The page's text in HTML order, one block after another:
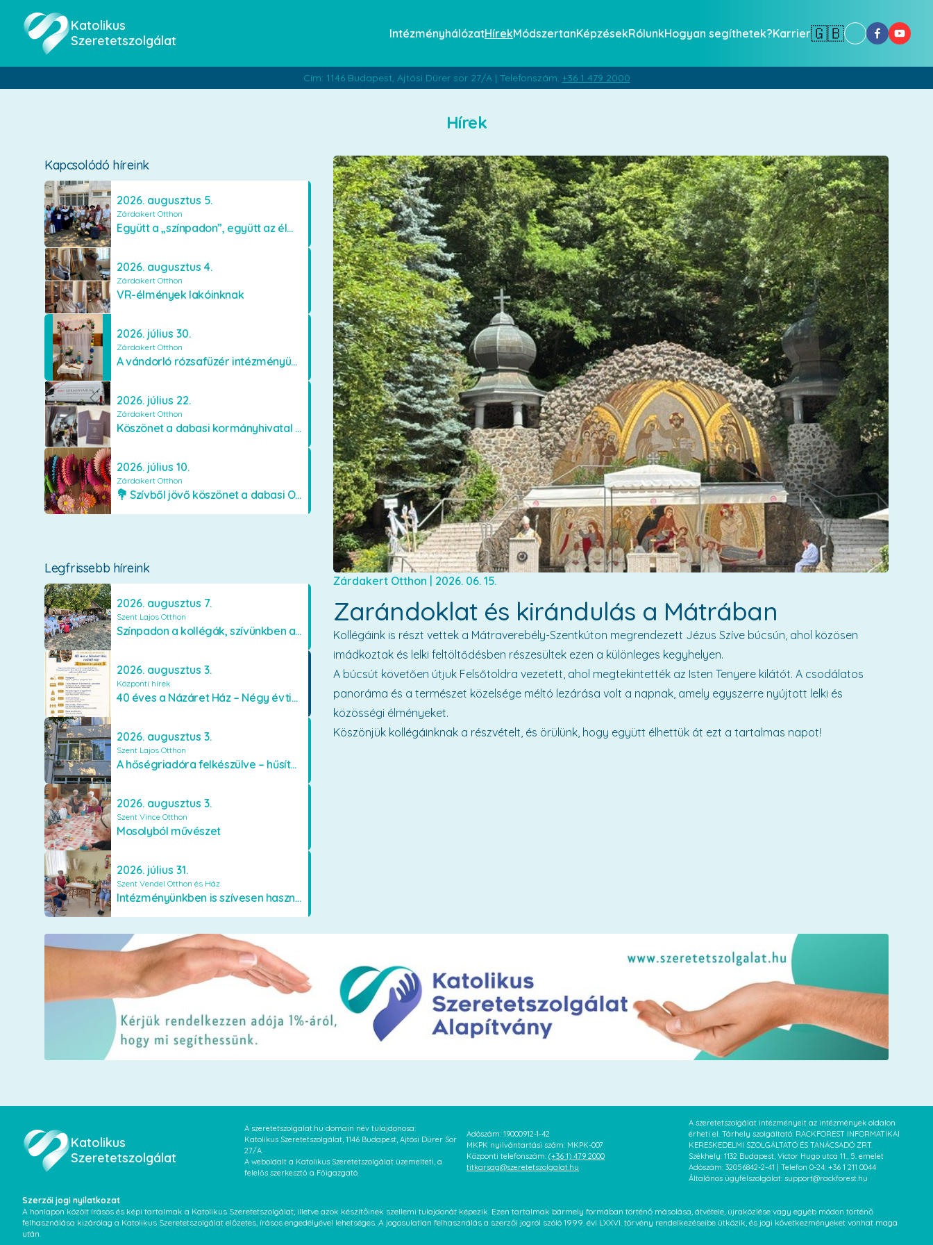
Katolikus
Szeretetszolgálat
IntézményhálózatHírekMódszertanKépzésekRólunkHogyan segíthetek?Karrier🇬🇧
Cím: 1146 Budapest, Ajtósi Dürer sor 27/A | Telefonszám: +36 1 479 2000
Hírek
Kapcsolódó híreink
2026. augusztus 5.
Zárdakert Otthon
Együtt a „színpadon”, együtt az élményekért 🎭✨
2026. augusztus 4.
Zárdakert Otthon
VR-élmények lakóinknak
2026. július 30.
Zárdakert Otthon
A vándorló rózsafüzér intézményünkben
2026. július 22.
Zárdakert Otthon
Köszönet a dabasi kormányhivatal munkatársainak
2026. július 10.
Zárdakert Otthon
💐 Szívből jövő köszönet a dabasi Orimamiknak! 💐
Legfrissebb híreink
2026. augusztus 7.
Szent Lajos Otthon
Színpadon a kollégák, szívünkben a lakók
2026. augusztus 3.
Központi hírek
40 éves a Názáret Ház – Négy évtized szeretetben és gondoskodásban
2026. augusztus 3.
Szent Lajos Otthon
A hőségriadóra felkészülve – hűsítő fejlesztések a Szent Lajos Otthonban
2026. augusztus 3.
Szent Vince Otthon
Mosolyból művészet
2026. július 31.
Szent Vendel Otthon és Ház
Intézményünkben is szívesen használják a VR szemüveget
Zárdakert Otthon | 2026. 06. 15.
Zarándoklat és kirándulás a Mátrában
Kollégáink is részt vettek a Mátraverebély-Szentkúton megrendezett Jézus Szíve búcsún, ahol közösen
imádkoztak és lelki feltöltődésben részesültek ezen a különleges kegyhelyen.
A búcsút követően útjuk Felsőtoldra vezetett, ahol megtekintették az Isten Tenyere kilátót. A csodálatos
panoráma és a természet közelsége méltó lezárása volt a napnak, amely egyszerre nyújtott lelki és
közösségi élményeket.
Köszönjük kollégáinknak a részvételt, és örülünk, hogy együtt élhettük át ezt a tartalmas napot!
Katolikus
Szeretetszolgálat
A szeretetszolgalat.hu domain név tulajdonosa:
Katolikus Szeretetszolgálat, 1146 Budapest, Ajtósi Dürer Sor
27/A.
A weboldalt a Katolikus Szeretetszolgálat üzemelteti, a
felelős szerkesztő a Főigazgató.
Adószám: 19000912-1-42
MKPK nyilvántartási szám: MKPK-007
Központi telefonszám: (+36 1) 479 2000
titkarsag@szeretetszolgalat.hu
A szeretetszolgálat intézményeit az intézmények oldalon
érheti el. Tárhely szolgáltató: RACKFOREST INFORMATIKAI
KERESKEDELMI SZOLGÁLTATÓ ÉS TANÁCSADÓ ZRT.
Székhely: 1132 Budapest, Victor Hugo utca 11., 5. emelet
Adószám: 32056842-2-41 | Telefon 0-24: +36 1 211 0044
Általános ügyfélszolgálat: support@rackforest.hu
Szerzői jogi nyilatkozat
A honlapon közölt írásos és képi tartalmak a Katolikus Szeretetszolgálat, illetve azok készítőinek szellemi tulajdonát képezik. Ezen tartalmak bármely formában történő másolása, átvétele, újraközlése vagy egyéb módon történő
felhasználása kizárólag a Katolikus Szeretetszolgálat előzetes, írásos engedélyével lehetséges. A jogosulatlan felhasználás a szerzői jogról szóló 1999. évi LXXVI. törvény rendelkezéseibe ütközik, és jogi következményeket vonhat maga
után.